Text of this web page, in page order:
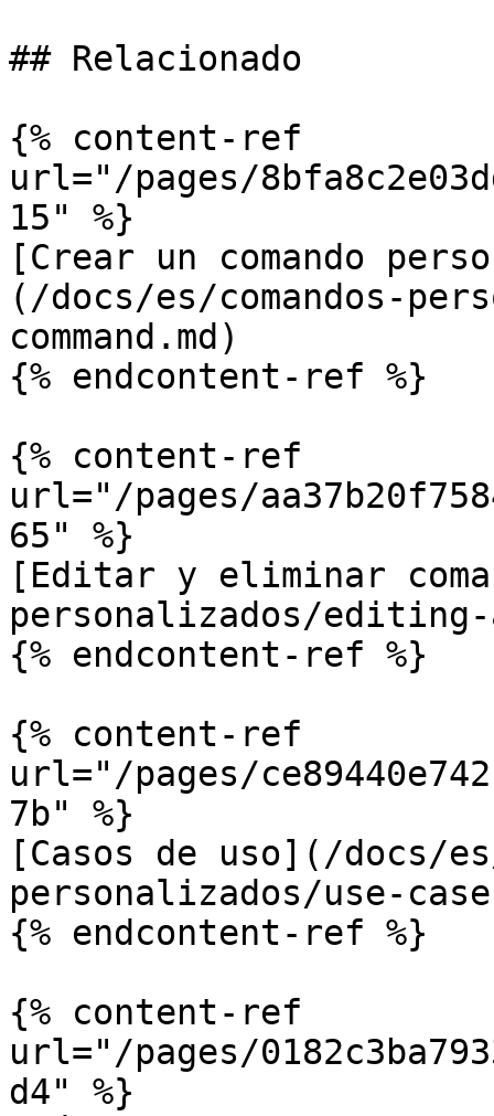
## Relacionado
{% content-ref
url="/pages/
15" %}
[Crear un comando
(/docs/es/comandos-
command.md)
{% endcontent-ref %}
{% content-ref
url="/pages/
65" %}
[Editar y eliminar
personalizados/
{% endcontent-ref %}
{% content-ref
url="/pages/
7b" %}
[Casos de uso](/docs/
personalizados/use-
{% endcontent-ref %}
{% content-ref
url="/pages/
d4" %}